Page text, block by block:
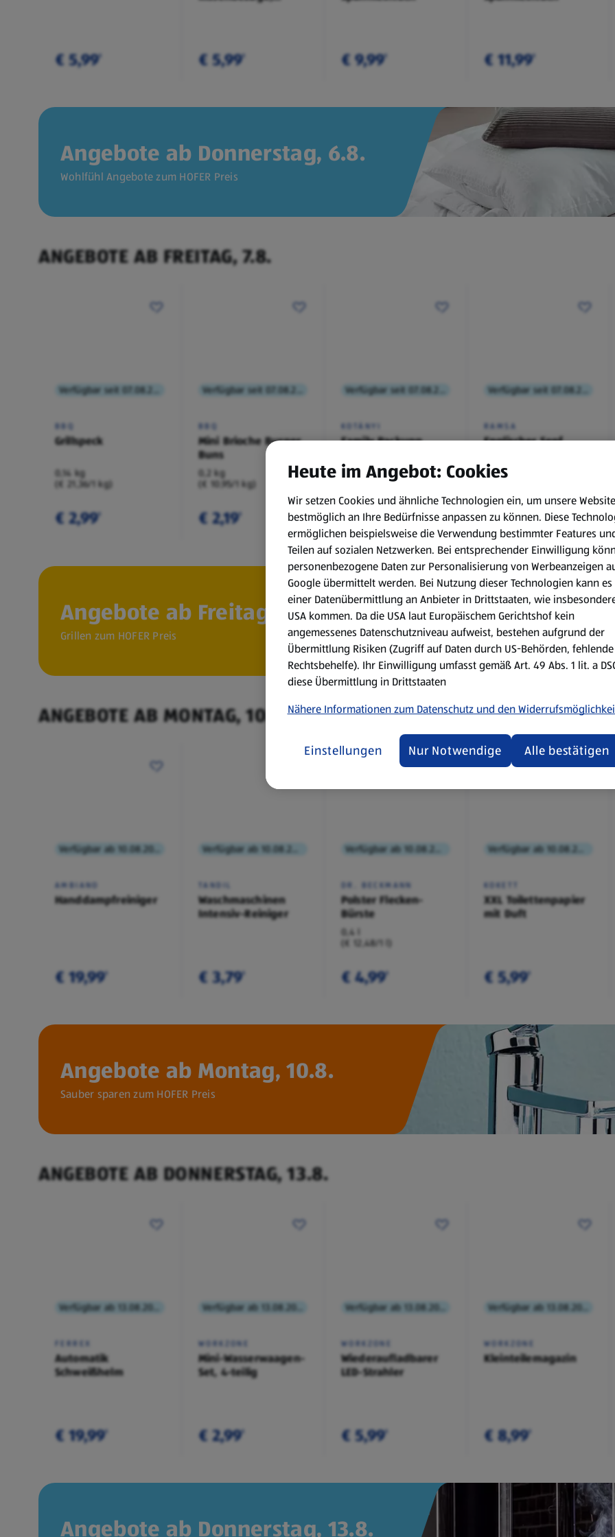
€ 5,99¹ € 5,99¹ € 9,99¹ € 11,99¹
Angebote ab Donnerstag, 6.8.
Wohlfühl Angebote zum HOFER Preis
ANGEBOTE AB FREITAG, 7.8.
BBQ
Grillspeck
0,14 kg
(€ 21,36/1 kg)
€ 2,99¹
BBQ
Mini Brioche Burger
Buns
0,2 kg
(€ 10,95/1 kg)
€ 2,19¹
KOTÁNYI
Family Packung,
Würzmischung
€ 2,49¹
RAMSA
Englischer Senf
0,1 kg
€ 0,99¹˒² € 1,29
Angebote ab Freitag, 7.8.
Grillen zum HOFER Preis
ANGEBOTE AB MONTAG, 10.8.
AMBIANO
Handdampfreiniger
€ 19,99¹
TANDIL
Waschmaschinen
Intensiv-Reiniger
€ 3,79¹
DR. BECKMANN
Polster Flecken-
Bürste
0,4 l
(€ 12,48/1 l)
€ 4,99¹
KOKETT
XXL Toilettenpapier
mit Duft
€ 5,99¹
Angebote ab Montag, 10.8.
Sauber sparen zum HOFER Preis
ANGEBOTE AB DONNERSTAG, 13.8.
FERREX
Automatik
Schweißhelm
€ 19,99¹
WORKZONE
Mini-Wasserwaagen-
Set, 4-teilig
€ 2,99¹
WORKZONE
Wiederaufladbarer
LED-Strahler
€ 5,99¹
WORKZONE
Kleinteilemagazin
€ 8,99¹
Angebote ab Donnerstag, 13.8.
Heute im Angebot: Cookies
Wir setzen Cookies und ähnliche Technologien ein, um unsere Website
bestmöglich an Ihre Bedürfnisse anpassen zu können. Diese
ermöglichen beispielsweise die Verwendung bestimmter Features
Teilen auf sozialen Netzwerken. Bei entsprechender Einwilligung
personenbezogene Daten zur Personalisierung von Werbeanzeigen
Google übermittelt werden. Bei Nutzung dieser Technologien kann es
einer Datenübermittlung an Anbieter in Drittstaaten, wie
USA kommen. Da die USA laut Europäischem Gerichtshof kein
angemessenes Datenschutzniveau aufweist, bestehen aufgrund der
Übermittlung Risiken (Zugriff auf Daten durch US-Behörden, fehlende
Rechtsbehelfe). Ihr Einwilligung umfasst gemäß Art. 49 Abs. 1 lit. a
diese Übermittlung in Drittstaaten
Nähere Informationen zum Datenschutz und den
Einstellungen Nur Notwendige Alle bestätigen